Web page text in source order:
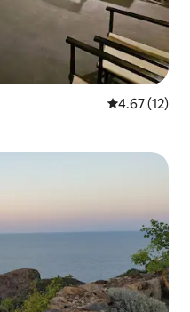
Calificación
4.67 (12)